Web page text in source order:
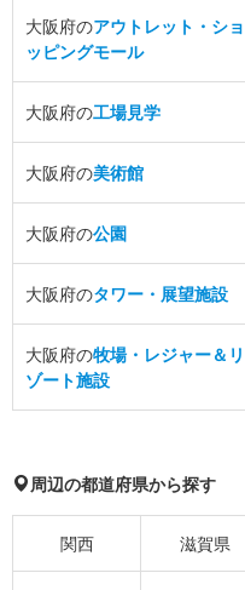
大阪府のアウトレット・ショ
ッピングモール
大阪府の工場見学
大阪府の美術館
大阪府の公園
大阪府のタワー・展望施設
大阪府の牧場・レジャー＆リ
ゾート施設
周辺の都道府県から探す
関西 滋賀県